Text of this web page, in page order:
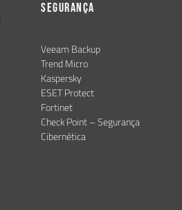
Segurança
Veeam Backup
Trend Micro
Kaspersky
ESET Protect
Fortinet
Check Point – Segurança
Cibernética